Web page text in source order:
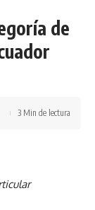
de
3 Min de lectura